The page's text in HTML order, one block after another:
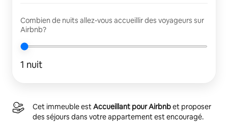
Combien de nuits allez-vous accueillir des voyageurs sur
Airbnb?
1 nuit
Cet immeuble estAccueillant pour Airbnbet proposer
des séjours dans votre appartement est encouragé.